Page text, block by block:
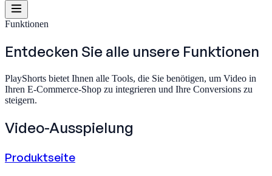
Funktionen
Entdecken Sie alle unsere Funktionen
PlayShorts bietet Ihnen alle Tools, die Sie benötigen, um Video in
Ihren E-Commerce-Shop zu integrieren und Ihre Conversions zu
steigern.
Video-Ausspielung
Produktseite